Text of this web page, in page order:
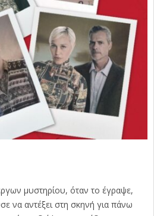
μυστηρίου, όταν το έγραψε,
να αντέξει στη σκηνή για πάνω